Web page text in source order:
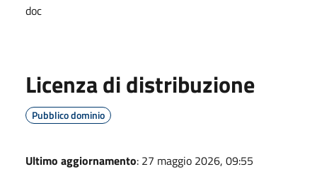
doc
Licenza di distribuzione
Pubblico dominio
Ultimo aggiornamento: 27 maggio 2026, 09:55